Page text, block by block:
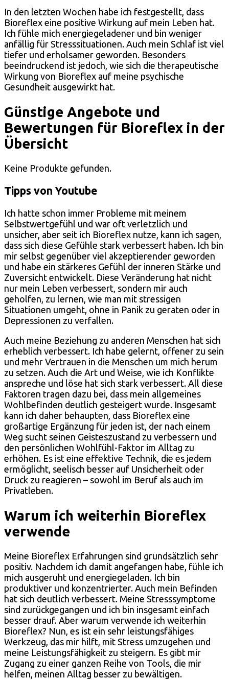
In den letzten Wochen habe ich festgestellt, dass
Bioreflex eine positive Wirkung auf mein Leben hat.
Ich fühle mich energiegeladener und bin weniger
anfällig für Stresssituationen. Auch mein Schlaf ist viel
tiefer und erholsamer geworden. Besonders
beeindruckend ist jedoch, wie sich die therapeutische
Wirkung von Bioreflex auf meine psychische
Gesundheit ausgewirkt hat.
Günstige Angebote und
Bewertungen für Bioreflex in der
Übersicht
Keine Produkte gefunden.
Tipps von Youtube
Ich hatte schon immer Probleme mit meinem
Selbstwertgefühl und war oft verletzlich und
unsicher, aber seit ich Bioreflex nutze, kann ich sagen,
dass sich diese Gefühle stark verbessert haben. Ich bin
mir selbst gegenüber viel akzeptierender geworden
und habe ein stärkeres Gefühl der inneren Stärke und
Zuversicht entwickelt. Diese Veränderung hat nicht
nur mein Leben verbessert, sondern mir auch
geholfen, zu lernen, wie man mit stressigen
Situationen umgeht, ohne in Panik zu geraten oder in
Depressionen zu verfallen.
Auch meine Beziehung zu anderen Menschen hat sich
erheblich verbessert. Ich habe gelernt, offener zu sein
und mehr Vertrauen in die Menschen um mich herum
zu setzen. Auch die Art und Weise, wie ich Konflikte
anspreche und löse hat sich stark verbessert. All diese
Faktoren tragen dazu bei, dass mein allgemeines
Wohlbefinden deutlich gesteigert wurde. Insgesamt
kann ich daher behaupten, dass Bioreflex eine
großartige Ergänzung für jeden ist, der nach einem
Weg sucht seinen Geisteszustand zu verbessern und
den persönlichen Wohlfühl-Faktor im Alltag zu
erhöhen. Es ist eine effektive Technik, die es jedem
ermöglicht, seelisch besser auf Unsicherheit oder
Druck zu reagieren – sowohl im Beruf als auch im
Privatleben.
Warum ich weiterhin Bioreflex
verwende
Meine Bioreflex Erfahrungen sind grundsätzlich sehr
positiv. Nachdem ich damit angefangen habe, fühle ich
mich ausgeruht und energiegeladen. Ich bin
produktiver und konzentrierter. Auch mein Befinden
hat sich deutlich verbessert. Meine Stresssymptome
sind zurückgegangen und ich bin insgesamt einfach
besser drauf. Aber warum verwende ich weiterhin
Bioreflex? Nun, es ist ein sehr leistungsfähiges
Werkzeug, das mir hilft, mit Stress umzugehen und
meine Leistungsfähigkeit zu steigern. Es gibt mir
Zugang zu einer ganzen Reihe von Tools, die mir
helfen, meinen Alltag besser zu bewältigen.